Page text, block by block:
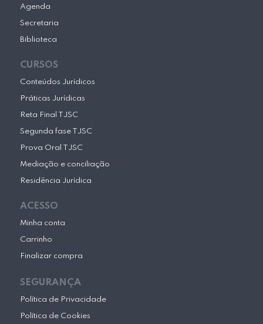
Agenda
Secretaria
Biblioteca
CURSOS
Conteúdos Jurídicos
Práticas Jurídicas
Reta Final TJSC
Segunda fase TJSC
Prova Oral TJSC
Mediação e conciliação
Residência Jurídica
ACESSO
Minha conta
Carrinho
Finalizar compra
SEGURANÇA
Política de Privacidade
Política de Cookies